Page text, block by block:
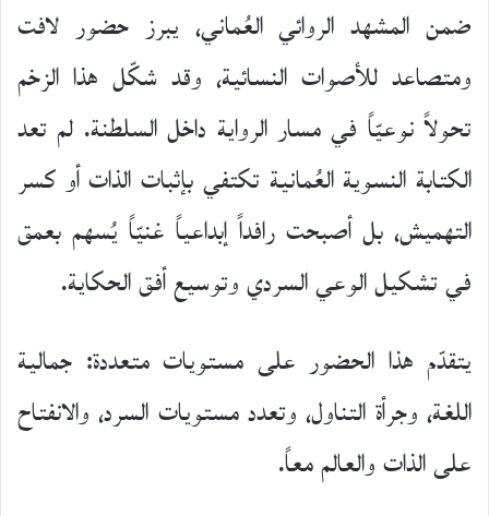
ضمن المشهد الروائي العُماني، يبرز حضور لافت
ومتصاعد للأصوات النسائية، وقد شكّل هذا الزخم
تحولاً نوعيّاً في مسار الرواية داخل السلطنة. لم تعد
الكتابة النسوية العُمانية تكتفي بإثبات الذات أو كسر
التهميش، بل أصبحت رافداً إبداعياً غنيّاً يُسهم بعمق
في تشكيل الوعي السردي وتوسيع أفق الحكاية.
يتقدّم هذا الحضور على مستويات متعددة: جمالية
اللغة، وجرأة التناول، وتعدد مستويات السرد، والانفتاح
على الذات والعالم معاً.